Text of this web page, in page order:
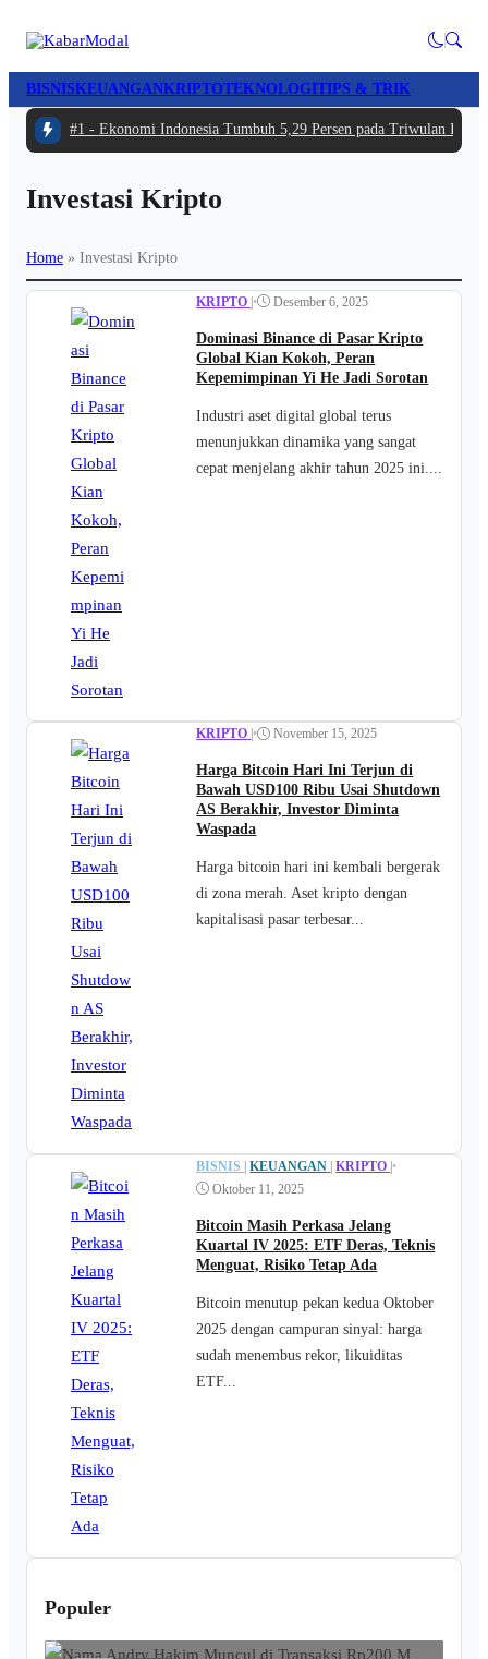
BISNISKEUANGANKRIPTOTEKNOLOGITIPS & TRIK
#1 - Ekonomi Indonesia Tumbuh 5,29 Persen pada Triwulan II
Investasi Kripto
Home » Investasi Kripto
KRIPTO • Desember 6, 2025
Dominasi Binance di Pasar Kripto
Global Kian Kokoh, Peran
Kepemimpinan Yi He Jadi Sorotan
Industri aset digital global terus
menunjukkan dinamika yang sangat
cepat menjelang akhir tahun 2025 ini....
KRIPTO • November 15, 2025
Harga Bitcoin Hari Ini Terjun di
Bawah USD100 Ribu Usai Shutdown
AS Berakhir, Investor Diminta
Waspada
Harga bitcoin hari ini kembali bergerak
di zona merah. Aset kripto dengan
kapitalisasi pasar terbesar...
BISNIS | KEUANGAN | KRIPTO |•
Oktober 11, 2025
Bitcoin Masih Perkasa Jelang
Kuartal IV 2025: ETF Deras, Teknis
Menguat, Risiko Tetap Ada
Bitcoin menutup pekan kedua Oktober
2025 dengan campuran sinyal: harga
sudah menembus rekor, likuiditas
ETF...
Populer